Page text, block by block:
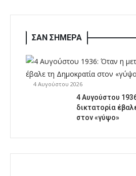
ΣΑΝ ΣΗΜΕΡΑ
4 Αυγούστου 2026
4 Αυγούστου
δικτατορία
στον «γύψο»